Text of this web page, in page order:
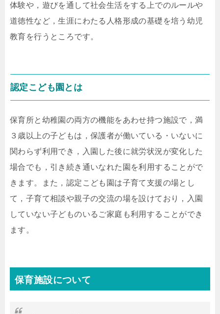
体験や，遊びを通して社会生活をする上でのルールや
道徳性など，生涯にわたる人格形成の基礎を培う幼児
教育を行うところです。
認定こども園とは
保育所と幼稚園の両方の機能をあわせ持つ施設で，満
３歳以上の子どもは，保護者が働いている・いないに
関わらず利用でき，入園した後に就労状況が変化した
場合でも，引き続き通いなれた園を利用することがで
きます。また，認定こども園は子育て支援の場とし
て，子育て相談や親子の交流の場を設けており，入園
していない子どものいるご家庭も利用することができ
ます。
保育施設について